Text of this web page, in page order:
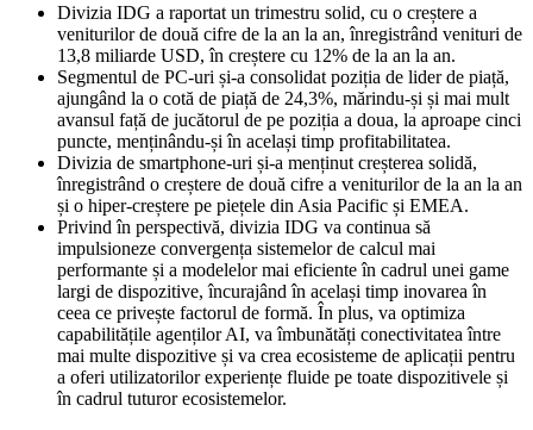
Divizia IDG a raportat un trimestru solid, cu o creștere a
veniturilor de două cifre de la an la an, înregistrând venituri de
13,8 miliarde USD, în creștere cu 12% de la an la an.
Segmentul de PC-uri și-a consolidat poziția de lider de piață,
ajungând la o cotă de piață de 24,3%, mărindu-și și mai mult
avansul față de jucătorul de pe poziția a doua, la aproape cinci
puncte, menținându-și în același timp profitabilitatea.
Divizia de smartphone-uri și-a menținut creșterea solidă,
înregistrând o creștere de două cifre a veniturilor de la an la an
și o hiper-creștere pe piețele din Asia Pacific și EMEA.
Privind în perspectivă, divizia IDG va continua să
impulsioneze convergența sistemelor de calcul mai
performante și a modelelor mai eficiente în cadrul unei game
largi de dispozitive, încurajând în același timp inovarea în
ceea ce privește factorul de formă. În plus, va optimiza
capabilitățile agenților AI, va îmbunătăți conectivitatea între
mai multe dispozitive și va crea ecosisteme de aplicații pentru
a oferi utilizatorilor experiențe fluide pe toate dispozitivele și
în cadrul tuturor ecosistemelor.